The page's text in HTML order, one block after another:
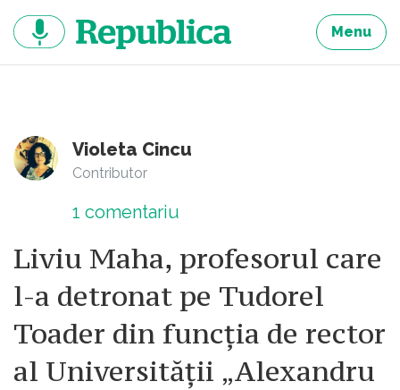
continut
Menu
Violeta Cincu
Contributor
1 comentariu
Liviu Maha, profesorul care
l-a detronat pe Tudorel
Toader din funcția de rector
al Universității „Alexandru